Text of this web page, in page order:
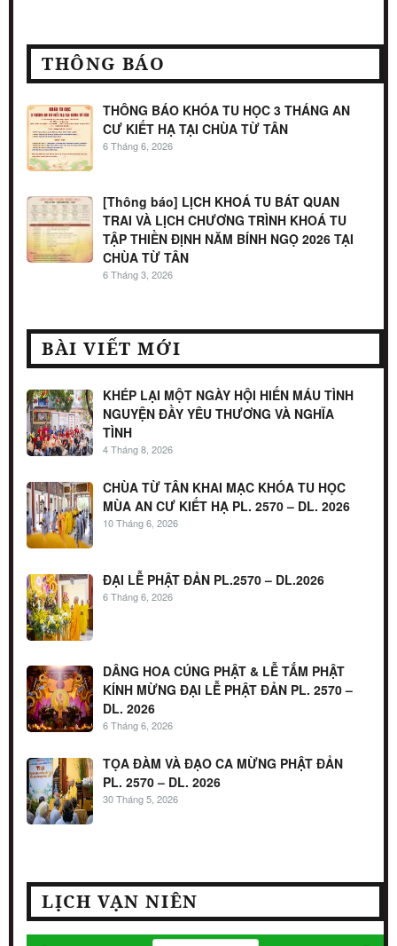
THÔNG BÁO
THÔNG BÁO KHÓA TU HỌC 3 THÁNG AN
CƯ KIẾT HẠ TẠI CHÙA TỪ TÂN
6 Tháng 6, 2026
[Thông báo] LỊCH KHOÁ TU BÁT QUAN
TRAI VÀ LỊCH CHƯƠNG TRÌNH KHOÁ TU
TẬP THIỀN ĐỊNH NĂM BÍNH NGỌ 2026 TẠI
CHÙA TỪ TÂN
6 Tháng 3, 2026
BÀI VIẾT MỚI
KHÉP LẠI MỘT NGÀY HỘI HIẾN MÁU TÌNH
NGUYỆN ĐẦY YÊU THƯƠNG VÀ NGHĨA
TÌNH
4 Tháng 8, 2026
CHÙA TỪ TÂN KHAI MẠC KHÓA TU HỌC
MÙA AN CƯ KIẾT HẠ PL. 2570 – DL. 2026
10 Tháng 6, 2026
ĐẠI LỄ PHẬT ĐẢN PL.2570 – DL.2026
6 Tháng 6, 2026
DÂNG HOA CÚNG PHẬT & LỄ TẮM PHẬT
KÍNH MỪNG ĐẠI LỄ PHẬT ĐẢN PL. 2570 –
DL. 2026
6 Tháng 6, 2026
TỌA ĐÀM VÀ ĐẠO CA MỪNG PHẬT ĐẢN
PL. 2570 – DL. 2026
30 Tháng 5, 2026
LỊCH VẠN NIÊN